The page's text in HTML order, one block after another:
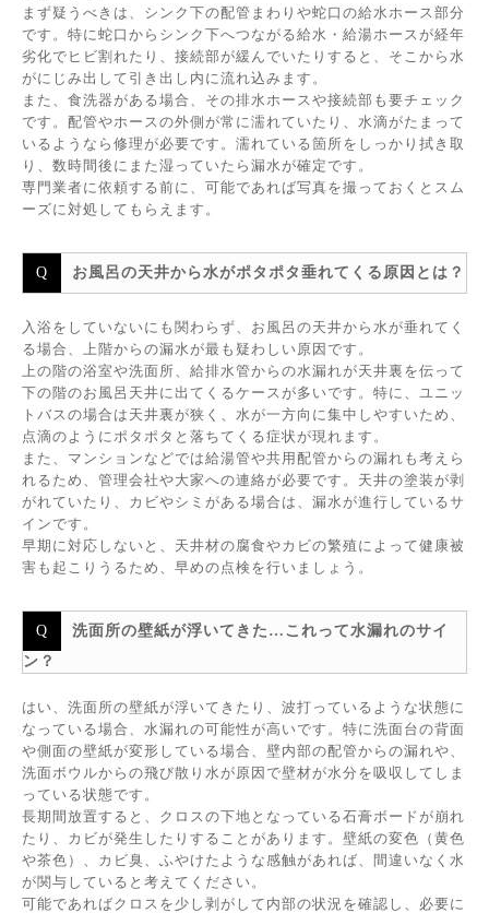
まず疑うべきは、シンク下の配管まわりや蛇口の給水ホース部分
です。特に蛇口からシンク下へつながる給水・給湯ホースが経年
劣化でヒビ割れたり、接続部が緩んでいたりすると、そこから水
がにじみ出して引き出し内に流れ込みます。
また、食洗器がある場合、その排水ホースや接続部も要チェック
です。配管やホースの外側が常に濡れていたり、水滴がたまって
いるようなら修理が必要です。濡れている箇所をしっかり拭き取
り、数時間後にまた湿っていたら漏水が確定です。
専門業者に依頼する前に、可能であれば写真を撮っておくとスム
ーズに対処してもらえます。
お風呂の天井から水がポタポタ垂れてくる原因とは？
入浴をしていないにも関わらず、お風呂の天井から水が垂れてく
る場合、上階からの漏水が最も疑わしい原因です。
上の階の浴室や洗面所、給排水管からの水漏れが天井裏を伝って
下の階のお風呂天井に出てくるケースが多いです。特に、ユニッ
トバスの場合は天井裏が狭く、水が一方向に集中しやすいため、
点滴のようにポタポタと落ちてくる症状が現れます。
また、マンションなどでは給湯管や共用配管からの漏れも考えら
れるため、管理会社や大家への連絡が必要です。天井の塗装が剥
がれていたり、カビやシミがある場合は、漏水が進行しているサ
インです。
早期に対応しないと、天井材の腐食やカビの繁殖によって健康被
害も起こりうるため、早めの点検を行いましょう。
洗面所の壁紙が浮いてきた…これって水漏れのサイ
ン？
はい、洗面所の壁紙が浮いてきたり、波打っているような状態に
なっている場合、水漏れの可能性が高いです。特に洗面台の背面
や側面の壁紙が変形している場合、壁内部の配管からの漏れや、
洗面ボウルからの飛び散り水が原因で壁材が水分を吸収してしま
っている状態です。
長期間放置すると、クロスの下地となっている石膏ボードが崩れ
たり、カビが発生したりすることがあります。壁紙の変色（黄色
や茶色）、カビ臭、ふやけたような感触があれば、間違いなく水
が関与していると考えてください。
可能であればクロスを少し剥がして内部の状況を確認し、必要に